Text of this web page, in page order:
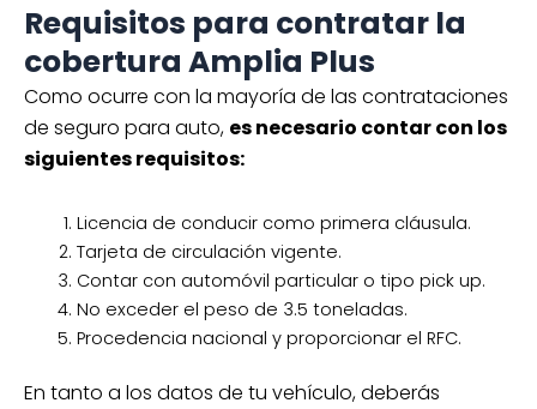
Requisitos para contratar la
cobertura Amplia Plus
Como ocurre con la mayoría de las contrataciones
de seguro para auto, es necesario contar con los
siguientes requisitos:
Licencia de conducir como primera cláusula.
Tarjeta de circulación vigente.
Contar con automóvil particular o tipo pick up.
No exceder el peso de 3.5 toneladas.
Procedencia nacional y proporcionar el RFC.
En tanto a los datos de tu vehículo, deberás